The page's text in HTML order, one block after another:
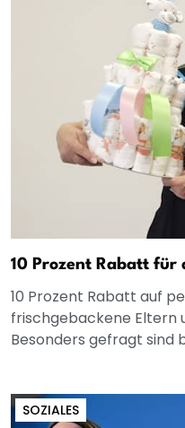
10 Prozent Rabatt für
10 Prozent Rabatt auf
frischgebackene Eltern
Besonders gefragt sind
SOZIALES